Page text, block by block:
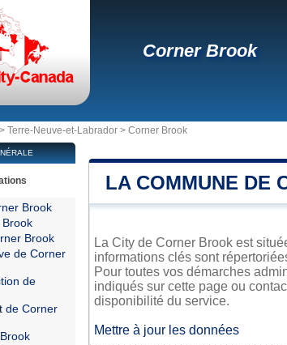
Corner Brook
Terre-Neuve-et-Labrador > Corner Brook
LA COMMUNE DE
La City de Corner Brook est
informations clés sont
Pour toutes vos démarches
indiqués sur cette page ou
disponibilité du service.
Mettre à jour les données
Brook
Brook
Brook
de Corner
de
de Corner